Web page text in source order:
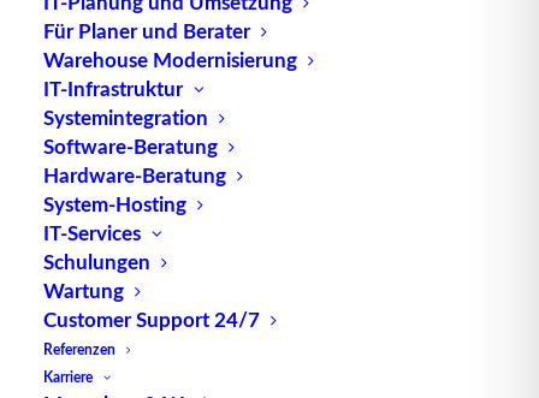
Für Planer und Berater
Warehouse Modernisierung
IT-Infrastruktur
Systemintegration
Software-Beratung
Hardware-Beratung
System-Hosting
IT-Services
Schulungen
Wartung
Customer Support 24/7
Referenzen
Karriere
Logistiksysteme von vielen verschiedenen
Unternehmen aus der Logistikbranche vermischen.
Durch die Vernetzung mehrerer Logistiknetze muss
das unternehmenseigene Netz gesondert
betrachtet, abgegrenzt und Regeln für die
Beziehung zu anderen Logistiknetzen, wie z.B. von
Lieferanten und Kunden, definiert werden. Der
Umfang des Managements für das eigene
Logistiknetzwerk ist abhängig davon, wie relevant
dieBedeutung
Unternehmensziele ist. So erstreckt sich
beispielsweise das Management eines